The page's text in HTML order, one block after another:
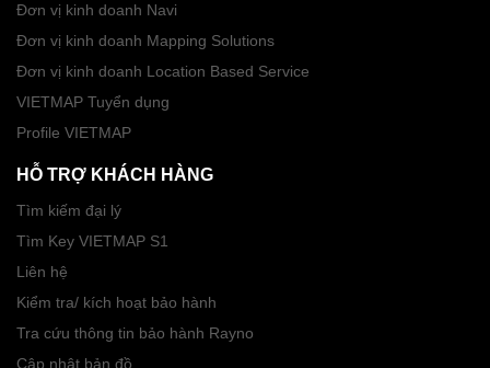
Đơn vị kinh doanh Navi
Đơn vị kinh doanh Mapping Solutions
Đơn vị kinh doanh Location Based Service
VIETMAP Tuyển dụng
Profile VIETMAP
HỖ TRỢ KHÁCH HÀNG
Tìm kiếm đại lý
Tìm Key VIETMAP S1
Liên hệ
Kiểm tra/ kích hoạt bảo hành
Tra cứu thông tin bảo hành Rayno
Cập nhật bản đồ